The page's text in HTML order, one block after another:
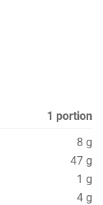
1 portion
8 g
47 g
1 g
4 g